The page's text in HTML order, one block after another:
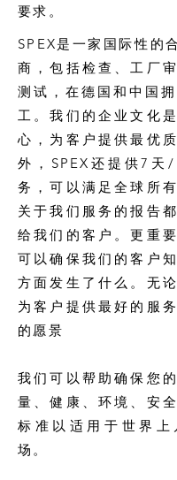
要求。
SPEX是一家国际性的
商，包括检查、工厂
测试，在德国和中国
工。我们的企业文化
心，为客户提供最优
外，SPEX还提供7天
务，可以满足全球所
关于我们服务的报告
给我们的客户。更重
可以确保我们的客户
方面发生了什么。无
为客户提供最好的服
的愿景
我们可以帮助确保您
量、健康、环境、安
标准以适用于世界上
场。